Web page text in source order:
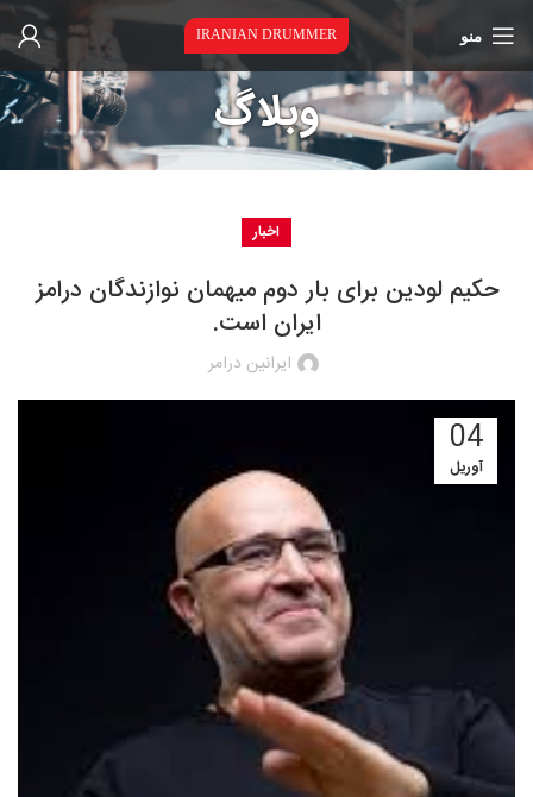
منو IRANIAN DRUMMER
وبلاگ
اخبار
حکیم لودین برای بار دوم میهمان نوازندگان درامز
ایران است.
ایرانین درامر
04
آوریل